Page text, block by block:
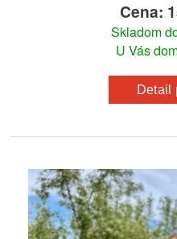
Cena:
Skladom
U Vás
Detail